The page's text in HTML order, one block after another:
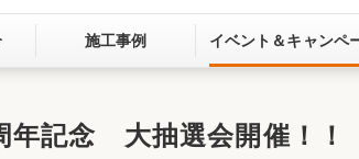
トイレ 玄関ま
ガーデンスペース カースペ
の取り組み お客さま満足度アンケ
施工事例 イベント＆キャンペ
年記念 大抽選会開催！！